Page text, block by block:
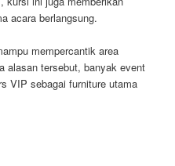
acara berlangsung.
mempercantik area
alasan tersebut, banyak event
VIP sebagai furniture utama